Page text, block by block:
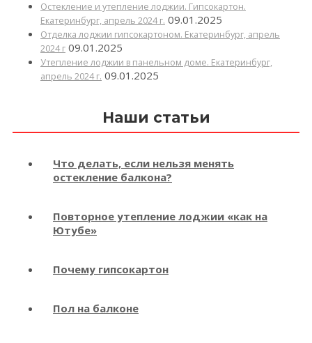
Остекление и утепление лоджии. Гипсокартон.
Екатеринбург, апрель 2024 г. 09.01.2025
Отделка лоджии гипсокартоном. Екатеринбург, апрель
2024 г 09.01.2025
Утепление лоджии в панельном доме. Екатеринбург,
апрель 2024 г. 09.01.2025
Наши статьи
Что делать, если нельзя менять
остекление балкона?
Повторное утепление лоджии «как на
Ютубе»
Почему гипсокартон
Пол на балконе